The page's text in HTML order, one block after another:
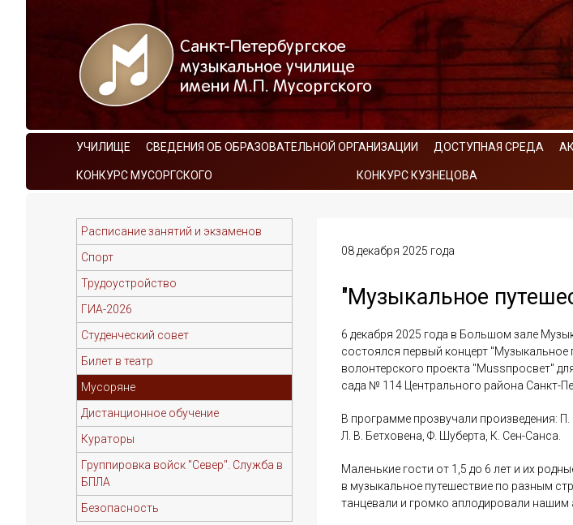
УЧИЛИЩЕ СВЕДЕНИЯ ОБ ОБРАЗОВАТЕЛЬНОЙ ОРГАНИЗАЦИИ ДОСТУПНАЯ СРЕДА
КОНКУРС МУСОРГСКОГО КОНКУРС КУЗНЕЦОВА
Расписание занятий и экзаменов
Спорт
Трудоустройство
ГИА-2026
Студенческий совет
Билет в театр
Мусоряне
Дистанционное обучение
Кураторы
Группировка войск "Север". Служба в
БПЛА
Безопасность
08 декабря 2025 года
"Музыкальное
6 декабря 2025 года в Большом зале
состоялся первый концерт "Музыкальное
волонтерского проекта "Mussпросвет"
сада № 114 Центрального района Санкт-
В программе прозвучали произведения:
Л. В. Бетховена, Ф. Шуберта, К. Сен-Санса.
Маленькие гости от 1,5 до 6 лет и их
в музыкальное путешествие по разным
танцевали и громко аплодировали нашим